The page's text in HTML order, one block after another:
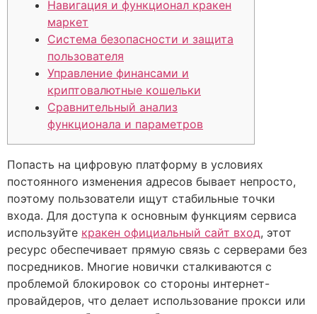
Навигация и функционал кракен
маркет
Система безопасности и защита
пользователя
Управление финансами и
криптовалютные кошельки
Сравнительный анализ
функционала и параметров
Попасть на цифровую платформу в условиях
постоянного изменения адресов бывает непросто,
поэтому пользователи ищут стабильные точки
входа. Для доступа к основным функциям сервиса
используйте кракен официальный сайт вход, этот
ресурс обеспечивает прямую связь с серверами без
посредников. Многие новички сталкиваются с
проблемой блокировок со стороны интернет-
провайдеров, что делает использование прокси или